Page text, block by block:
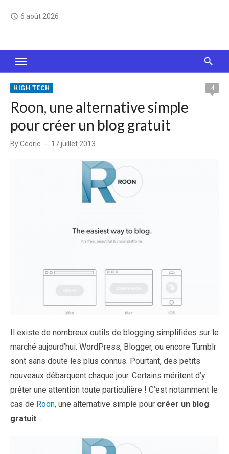
access_time 6 août 2026
Le Web, c'est comme une boîte de chocolats… On
sait jamais sur quoi on va tomber !
HIGH TECH 4
Roon, une alternative simple
pour créer un blog gratuit
ByCédric
Posted
17 juillet 2013
Il existe de nombreux outils de blogging simplifiées sur le
marché aujourd’hui. WordPress, Blogger, ou encore Tumblr
sont sans doute les plus connus. Pourtant, des petits
nouveaux débarquent chaque jour. Certains méritent d’y
prêter une attention toute particulière ! C’est notamment le
cas de Roon, une alternative simple pour créer un blog
gratuit…